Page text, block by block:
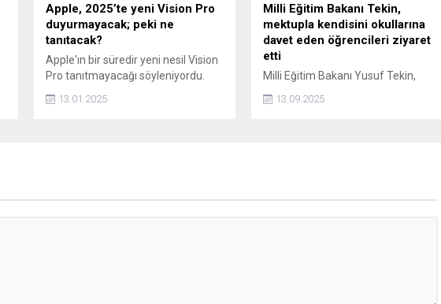
Apple, 2025’te yeni Vision Pro
duyurmayacak; peki ne
tanıtacak?
Apple'ın bir süredir yeni nesil Vision
Pro tanıtmayacağı söyleniyordu.
mı?
13.01.2025
Milli Eğitim Bakanı Tekin,
mektupla kendisini okullarına
davet eden öğrencileri ziyaret
etti
Milli Eğitim Bakanı Yusuf Tekin,
yazarak okullarına davet eden
13.09.2025